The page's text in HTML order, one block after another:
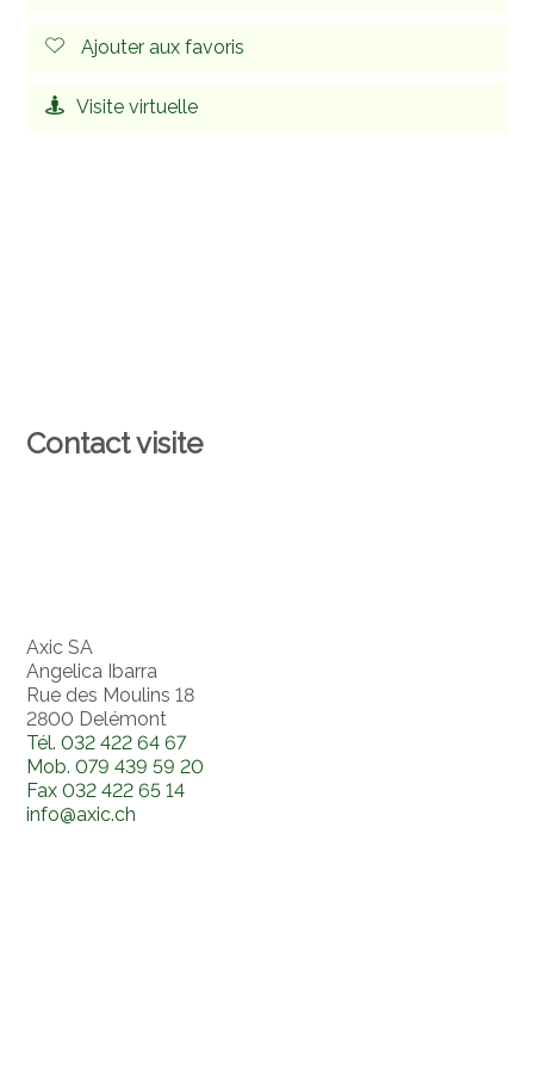
Ajouter aux favoris
Visite virtuelle
Contact visite
Axic SA
Angelica Ibarra
Rue des Moulins 18
2800 Delémont
Tél.032 422 64 67
Mob.079 439 59 20
Fax032 422 65 14
info@axic.ch